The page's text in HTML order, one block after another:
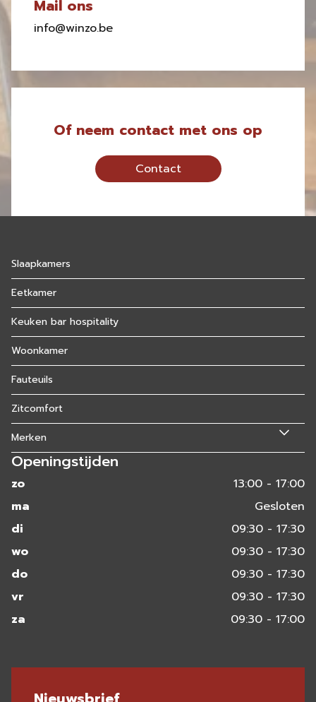
Mail ons
info@winzo.be
Of neem contact met ons op
Contact
Slaapkamers
Eetkamer
Keuken bar hospitality
Woonkamer
Fauteuils
Zitcomfort
Merken
Openingstijden
zo
13:00 - 17:00
ma
Gesloten
di
09:30 - 17:30
wo
09:30 - 17:30
do
09:30 - 17:30
vr
09:30 - 17:30
za
09:30 - 17:00